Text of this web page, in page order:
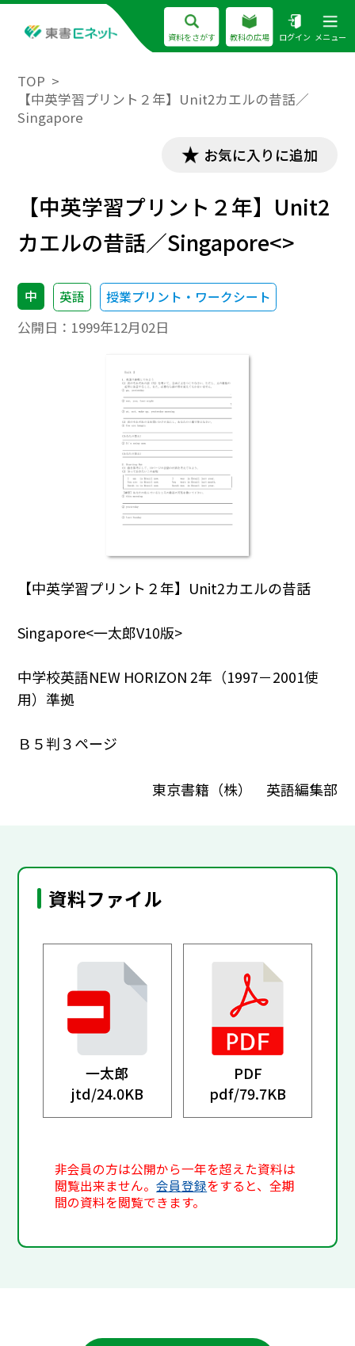
資料をさがす 教科の広場 ログイン メニュー
TOP
【中英学習プリント２年】Unit2カエルの昔話／
Singapore
お気に入りに追加
【中英学習プリント２年】Unit2
カエルの昔話／Singapore<>
中 英語 授業プリント・ワークシート
公開日： 1999年12月02日
【中英学習プリント２年】Unit2カエルの昔話
Singapore<一太郎V10版>
中学校英語NEW HORIZON 2年（1997－2001使
用）準拠
Ｂ５判３ページ
東京書籍（株） 英語編集部
資料ファイル
一太郎
jtd/24.0KB
PDF
pdf/79.7KB
非会員の方は公開から一年を超えた資料は
閲覧出来ません。会員登録をすると、全期
間の資料を閲覧できます。